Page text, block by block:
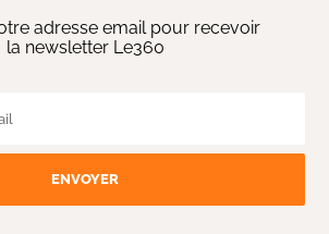
adresse email pour recevoir
la newsletter Le360
ENVOYER